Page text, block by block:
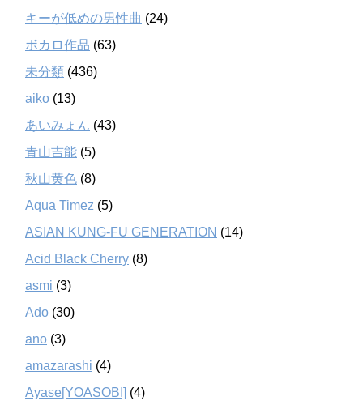
キーが低めの男性曲 (24)
ボカロ作品 (63)
未分類 (436)
aiko (13)
あいみょん (43)
青山吉能 (5)
秋山黄色 (8)
Aqua Timez (5)
ASIAN KUNG-FU GENERATION (14)
Acid Black Cherry (8)
asmi (3)
Ado (30)
ano (3)
amazarashi (4)
Ayase[YOASOBI] (4)